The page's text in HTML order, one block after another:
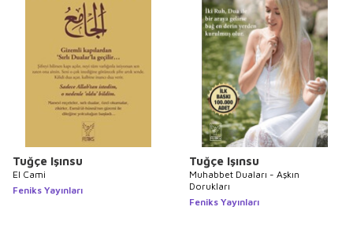
Tuğçe Işınsu
El Cami
Feniks Yayınları
Tuğçe Işınsu
Muhabbet Duaları - Aşkın
Dorukları
Feniks Yayınları